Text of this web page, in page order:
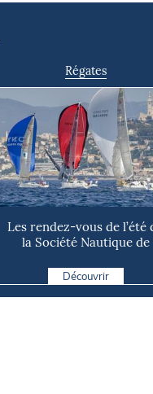
Régates
Les rendez-vous de l’été
la Société Nautique de
Découvrir